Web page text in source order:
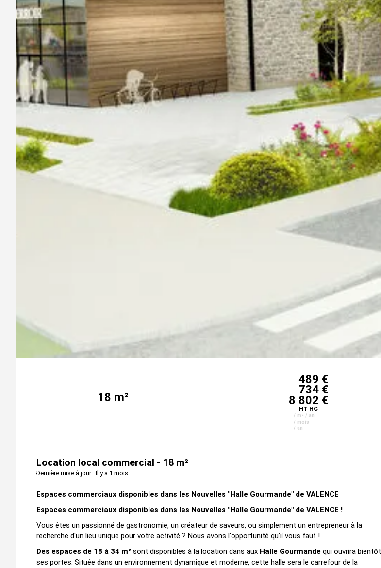
18 m²
489 €
734 €
8 802 €
HT HC
/ m² / an
/ mois
/ an
Location local commercial - 18 m²
Dernière mise à jour : Il y a 1 mois
Espaces commerciaux disponibles dans les Nouvelles "Halle Gourmande" de VALENCE
Espaces commerciaux disponibles dans les Nouvelles "Halle Gourmande" de VALENCE !
Vous êtes un passionné de gastronomie, un créateur de saveurs, ou simplement un entrepreneur à la
recherche d'un lieu unique pour votre activité ? Nous avons l'opportunité qu'il vous faut !
Des espaces de 18 à 34 m² sont disponibles à la location dans aux Halle Gourmande qui ouvrira bientôt
ses portes. Située dans un environnement dynamique et moderne, cette halle sera le carrefour de la